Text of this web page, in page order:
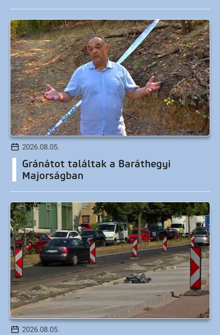
2026.08.05.
Gránátot találtak a Baráthegyi
Majorságban
2026.08.05.